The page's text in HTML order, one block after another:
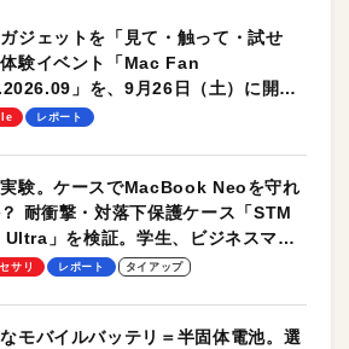
ジェットを「見て・触って・試せ
験イベント「Mac Fan
」を、9月26日（土）に開催
！レポート
験。ケースでMacBook Neoを守れ
耐衝撃・対落下保護ケース「STM
」を検証。学生、ビジネスマン
イルユースに最適！
サリ レポート タイアップ
モバイルバッテリ＝半固体電池。選